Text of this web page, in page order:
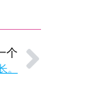
个
。